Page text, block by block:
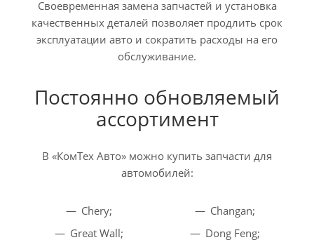
Своевременная замена запчастей и установка
качественных деталей позволяет продлить срок
эксплуатации авто и сократить расходы на его
обслуживание.
Постоянно обновляемый
ассортимент
В «КомТех Авто» можно купить запчасти для
автомобилей:
Chery;
Great Wall;
Changan;
Dong Feng;